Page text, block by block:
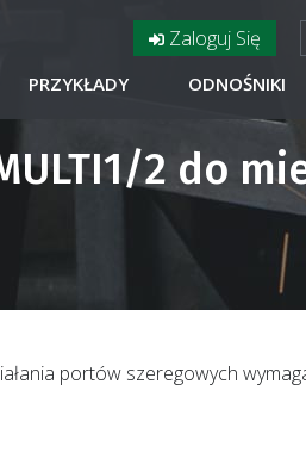
Zaloguj Się
PRZYKŁADY ODNOŚNIKI
2 do
portów szeregowych